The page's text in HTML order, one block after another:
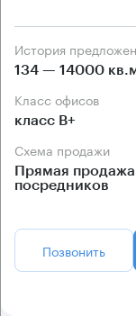
История
134 — 14000
Класс офисов
класс B+
Схема продажи
Прямая продажа
посредников
Позвонить